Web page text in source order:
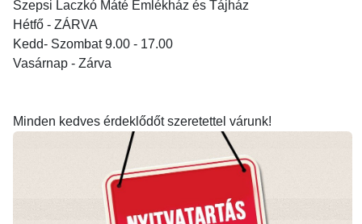
Szepsi Laczkó Máté Emlékház és Tájház
Hétfő - ZÁRVA
Kedd- Szombat 9.00 - 17.00
Vasárnap - Zárva
Minden kedves érdeklődőt szeretettel várunk!